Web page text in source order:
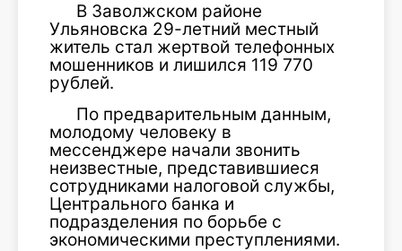
В Заволжском районе
Ульяновска 29-летний местный
житель стал жертвой телефонных
мошенников и лишился 119 770
рублей.
По предварительным данным,
молодому человеку в
мессенджере начали звонить
неизвестные, представившиеся
сотрудниками налоговой службы,
Центрального банка и
подразделения по борьбе с
экономическими преступлениями.